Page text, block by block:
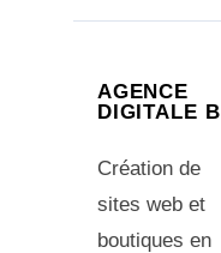
AGENCE
DIGITALE B
Création de
sites web et
boutiques en